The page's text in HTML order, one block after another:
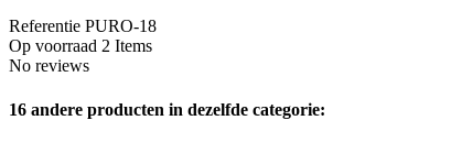
Referentie PURO-18
Op voorraad 2 Items
No reviews
16 andere producten in dezelfde categorie: